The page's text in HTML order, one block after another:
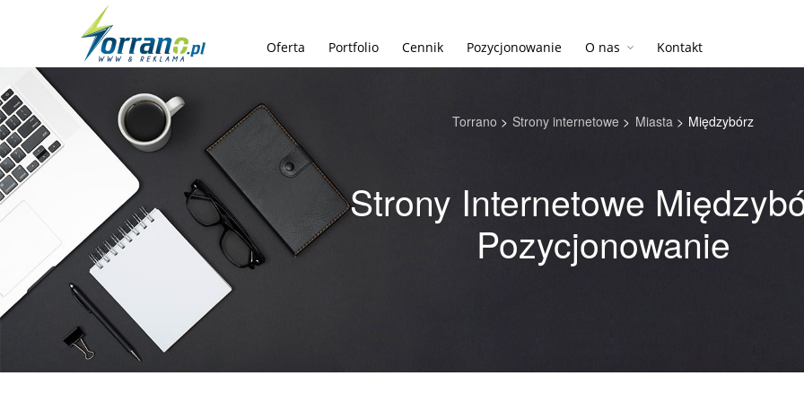
Oferta Portfolio Cennik Pozycjonowanie O nas Kontakt
Torrano > Strony internetowe > Miasta > Międzybórz
Strony Internetowe
Pozycjonowanie